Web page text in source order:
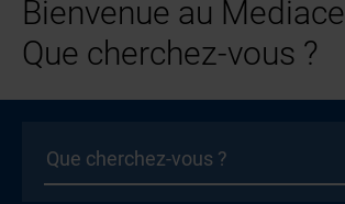
Bienvenue au
Que cherchez-vous ?